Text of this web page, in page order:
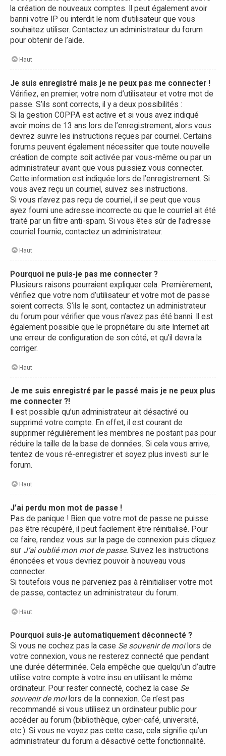
la création de nouveaux comptes. Il peut également avoir
banni votre IP ou interdit le nom d’utilisateur que vous
souhaitez utiliser. Contactez un administrateur du forum
pour obtenir de l’aide.
Haut
Je suis enregistré mais je ne peux pas me connecter !
Vérifiez, en premier, votre nom d’utilisateur et votre mot de
passe. S’ils sont corrects, il y a deux possibilités :
Si la gestion COPPA est active et si vous avez indiqué
avoir moins de 13 ans lors de l’enregistrement, alors vous
devrez suivre les instructions reçues par courriel. Certains
forums peuvent également nécessiter que toute nouvelle
création de compte soit activée par vous-même ou par un
administrateur avant que vous puissiez vous connecter.
Cette information est indiquée lors de l’enregistrement. Si
vous avez reçu un courriel, suivez ses instructions.
Si vous n’avez pas reçu de courriel, il se peut que vous
ayez fourni une adresse incorrecte ou que le courriel ait été
traité par un filtre anti-spam. Si vous êtes sûr de l’adresse
courriel fournie, contactez un administrateur.
Haut
Pourquoi ne puis-je pas me connecter ?
Plusieurs raisons pourraient expliquer cela. Premièrement,
vérifiez que votre nom d’utilisateur et votre mot de passe
soient corrects. S’ils le sont, contactez un administrateur
du forum pour vérifier que vous n’avez pas été banni. Il est
également possible que le propriétaire du site Internet ait
une erreur de configuration de son côté, et qu’il devra la
corriger.
Haut
Je me suis enregistré par le passé mais je ne peux plus
me connecter ?!
Il est possible qu’un administrateur ait désactivé ou
supprimé votre compte. En effet, il est courant de
supprimer régulièrement les membres ne postant pas pour
réduire la taille de la base de données. Si cela vous arrive,
tentez de vous ré-enregistrer et soyez plus investi sur le
forum.
Haut
J’ai perdu mon mot de passe !
Pas de panique ! Bien que votre mot de passe ne puisse
pas être récupéré, il peut facilement être réinitialisé. Pour
ce faire, rendez vous sur la page de connexion puis cliquez
sur J’ai oublié mon mot de passe. Suivez les instructions
énoncées et vous devriez pouvoir à nouveau vous
connecter.
Si toutefois vous ne parveniez pas à réinitialiser votre mot
de passe, contactez un administrateur du forum.
Haut
Pourquoi suis-je automatiquement déconnecté ?
Si vous ne cochez pas la case Se souvenir de moilors de
votre connexion, vous ne resterez connecté que pendant
une durée déterminée. Cela empêche que quelqu’un d’autre
utilise votre compte à votre insu en utilisant le même
ordinateur. Pour rester connecté, cochez la case Se
souvenir de moilors de la connexion. Ce n’est pas
recommandé si vous utilisez un ordinateur public pour
accéder au forum (bibliothèque, cyber-café, université,
etc.). Si vous ne voyez pas cette case, cela signifie qu’un
administrateur du forum a désactivé cette fonctionnalité.